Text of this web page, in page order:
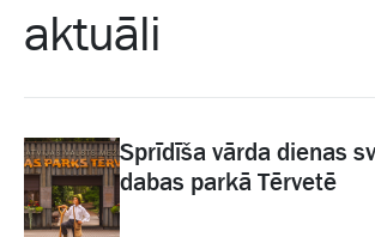
aktuāli
Sprīdīša vārda dienas
dabas parkā Tērvetē